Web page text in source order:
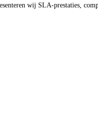
wij SLA-prestaties,